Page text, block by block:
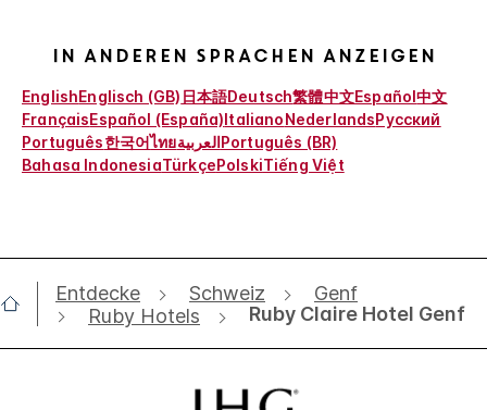
In anderen Sprachen anzeigen
EnglishEnglisch (GB) 日本語Deutsch繁體中文Español中文
FrançaisEspañol (España)ItalianoNederlandsРусский
Português한국어ไทยالعربيةPortuguês (BR)
Bahasa IndonesiaTürkçePolskiTiếng Việt
Entdecke Schweiz
Genf
Ruby Hotels
Ruby Claire Hotel Genf